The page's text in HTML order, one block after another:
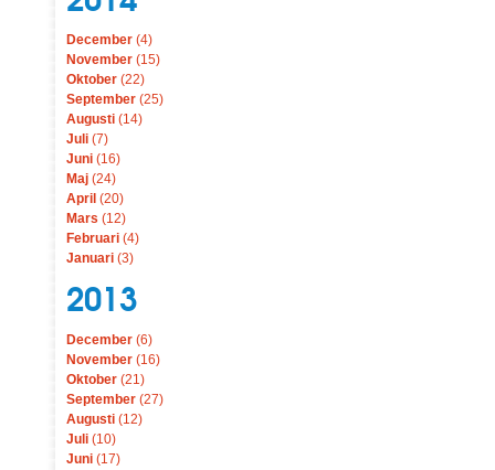
December (4)
November (15)
Oktober (22)
September (25)
Augusti (14)
Juli (7)
Juni (16)
Maj (24)
April (20)
Mars (12)
Februari (4)
Januari (3)
2013
December (6)
November (16)
Oktober (21)
September (27)
Augusti (12)
Juli (10)
Juni (17)